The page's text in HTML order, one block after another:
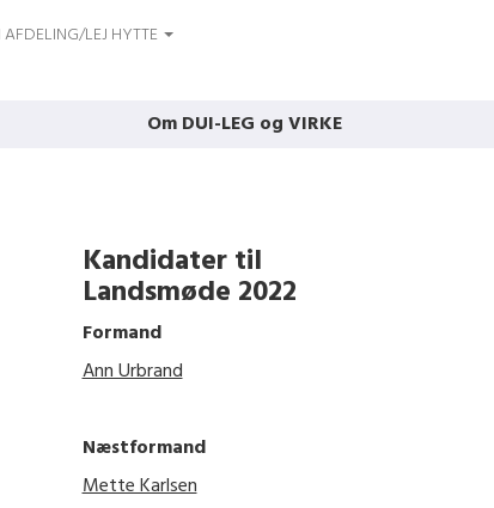
LEJ HYTTE
Om DUI-LEG og VIRKE
Kandidater til
Landsmøde 2022
Formand
Ann Urbrand
Næstformand
Mette Karlsen